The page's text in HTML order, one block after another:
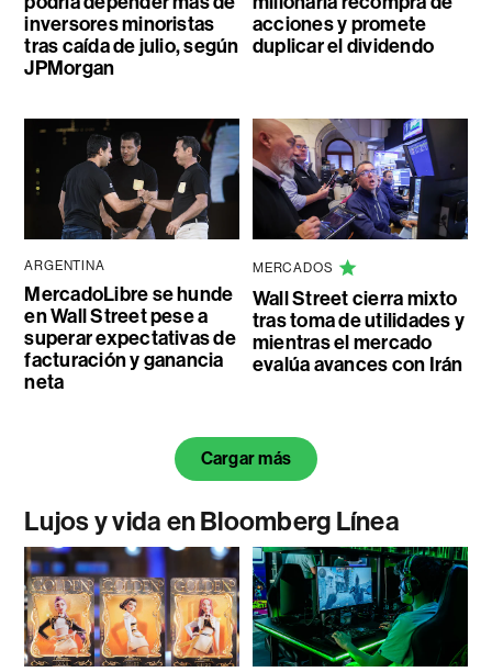
inversores minoristas
tras caída de julio, según
JPMorgan
acciones y promete
duplicar el dividendo
ARGENTINA
MercadoLibre se hunde
en Wall Street pese a
superar expectativas de
facturación y ganancia
neta
MERCADOS
Wall Street cierra mixto
tras toma de utilidades y
mientras el mercado
evalúa avances con Irán
Cargar más
Lujos y vida en Bloomberg Línea